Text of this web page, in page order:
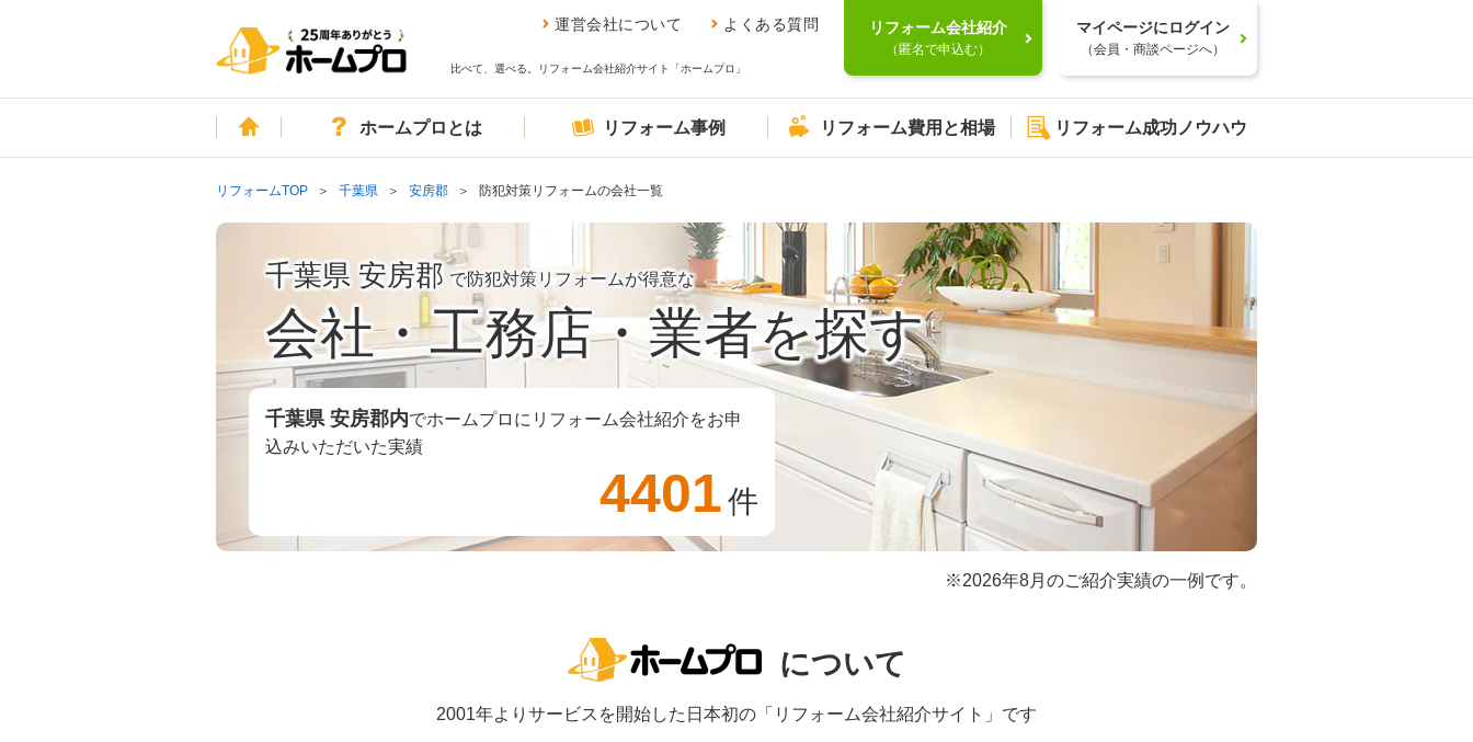
運営会社について よくある質問
比べて、選べる。リフォーム会社紹介サイト「ホームプロ」
リフォーム会社紹介
（匿名で申込む）
マイページにログイン
（会員・商談ページへ）
ホームホームプロとは リフォーム事例 リフォーム費用と相場 リフォーム成功ノウハウ
リフォームTOP 千葉県 安房郡 防犯対策リフォームの会社一覧
千葉県 安房郡 で防犯対策リフォームが得意な
会社・工務店・業者を探す
千葉県 安房郡内でホームプロにリフォーム会社紹介をお申
込みいただいた実績
4401件
※2026年8月のご紹介実績の一例です。
について
2001年よりサービスを開始した日本初の「リフォーム会社紹介サイト」です